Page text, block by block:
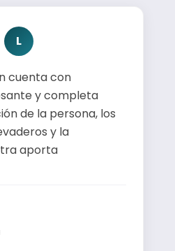
L
y completa
de la persona, los
y la
aporta